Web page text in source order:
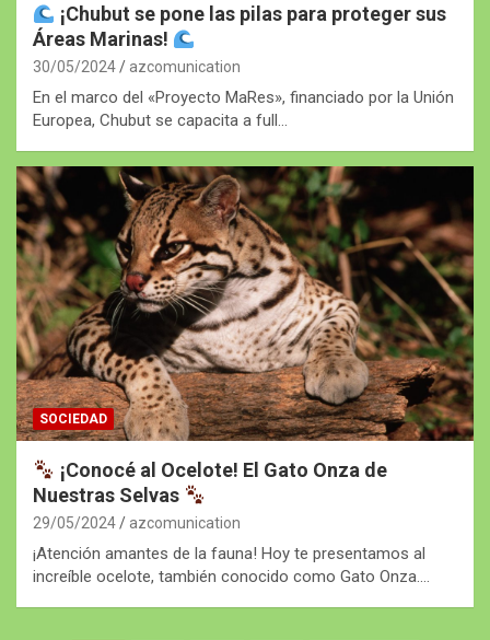
¡Chubut se pone las pilas para proteger sus
Áreas Marinas!
30/05/2024 azcomunication
En el marco del «Proyecto MaRes», financiado por la Unión
Europea, Chubut se capacita a full…
SOCIEDAD
¡Conocé al Ocelote! El Gato Onza de
Nuestras Selvas
29/05/2024 azcomunication
¡Atención amantes de la fauna! Hoy te presentamos al
increíble ocelote, también conocido como Gato Onza.…